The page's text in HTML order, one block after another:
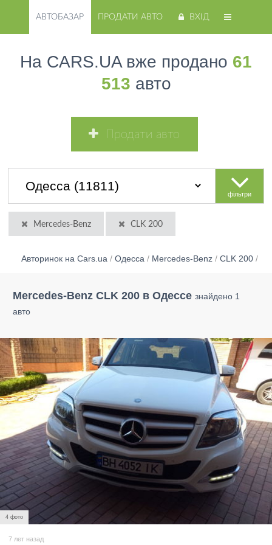
АВТОБАЗАР ПРОДАТИ АВТО ВХІД
На CARS.UA вже продано 61
513 авто
Продати авто
фільтри
Mercedes-Benz CLK 200
Авторинок на Cars.ua / Одесса / Mercedes-Benz / CLK 200 /
Mercedes-Benz CLK 200 в Одессе знайдено 1
авто
4 фото
7 лет назад